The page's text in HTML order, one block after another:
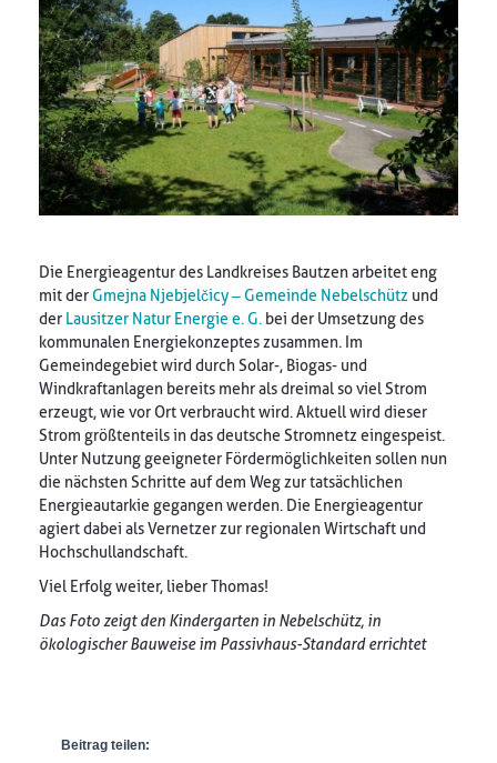
Die Energieagentur des Landkreises Bautzen arbeitet eng
mit derGmejna Njebjelčicy – Gemeinde Nebelschütz und
der Lausitzer Natur Energie e. G. bei der Umsetzung des
kommunalen Energiekonzeptes zusammen. Im
Gemeindegebiet wird durch Solar-, Biogas- und
Windkraftanlagen bereits mehr als dreimal so viel Strom
erzeugt, wie vor Ort verbraucht wird. Aktuell wird dieser
Strom größtenteils in das deutsche Stromnetz eingespeist.
Unter Nutzung geeigneter Fördermöglichkeiten sollen nun
die nächsten Schritte auf dem Weg zur tatsächlichen
Energieautarkie gegangen werden. Die Energieagentur
agiert dabei als Vernetzer zur regionalen Wirtschaft und
Hochschullandschaft.
Viel Erfolg weiter, lieber Thomas!
Das Foto zeigt den Kindergarten in Nebelschütz, in
ökologischer Bauweise im Passivhaus-Standard errichtet
Beitrag teilen: